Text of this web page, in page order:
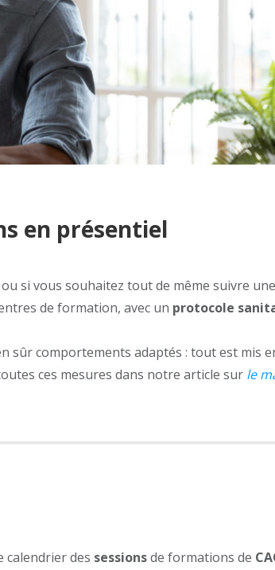
en présentiel
si vous souhaitez tout de même suivre une
de formation, avec un protocole
sûr comportements adaptés : tout est mis
ces mesures dans notre article sur le
calendrier des sessionsde formations de